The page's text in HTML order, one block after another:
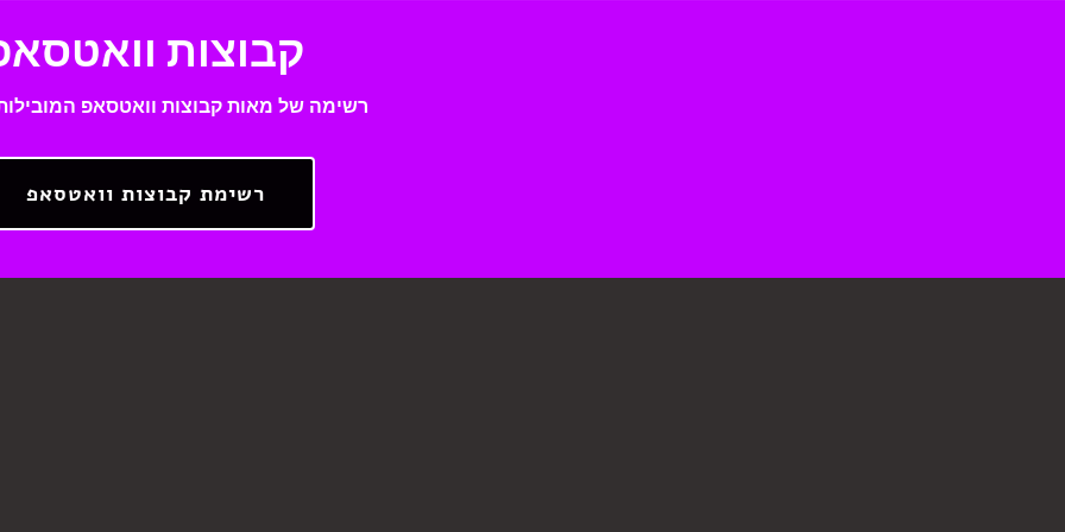
קבוצות
רשימה של מאות קבוצות וואטסאפ
רשימת קבוצות וואטסאפ